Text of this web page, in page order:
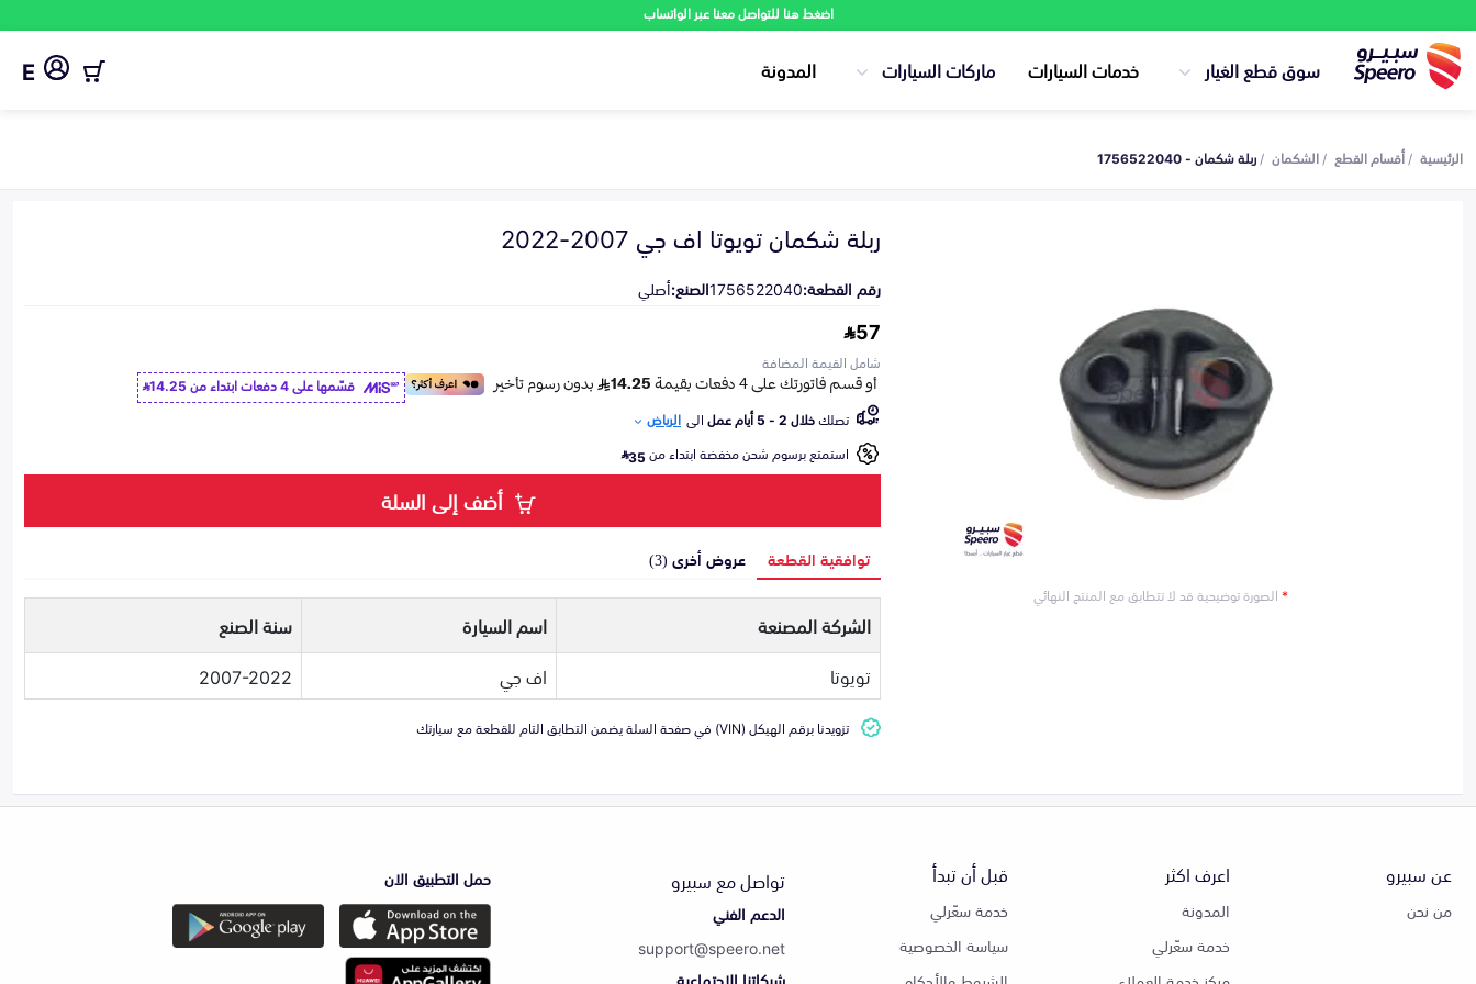
اضغط هنا للتواصل معنا عبر الواتساب
سوق قطع الغيار خدمات السيارات ماركات السيارات المدونة E
الرئيسية أقسام القطع الشكمان ربلة شكمان - 1756522040
*الصورة توضيحية قد لا تتطابق مع المنتج النهائي
ربلة شكمان تويوتا اف جي 2007-2022
رقم القطعة:1756522040الصنع:أصلي
57
شامل القيمة المضافة
قسّمها على 4 دفعات ابتداء من
14.25
تصلكخلال 2 - 5 أيام عمل الى الرياض
استمتع برسوم شحن مخفضة ابتداء من35
أضف إلى السلة
توافقية القطعة عروض أخرى (3)
الشركة المصنعة اسم السيارة
سنة الصنع
تويوتا
اف جي 2007-2022
تزويدنا برقم الهيكل (VIN) في صفحة السلة يضمن التطابق التام للقطعة مع سيارتك
عن سبيرو
من نحن
اعرف اكثر
المدونة
خدمة سعّرلي
قبل أن تبدأ
خدمة سعّرلي
سياسة الخصوصية
تواصل مع سبيرو
الدعم الفني
support@speero.net
حمل التطبيق الان